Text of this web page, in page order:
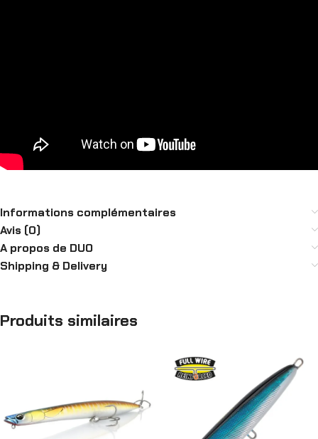
Informations complémentaires
Avis (0)
A propos de DUO
Shipping & Delivery
Produits similaires